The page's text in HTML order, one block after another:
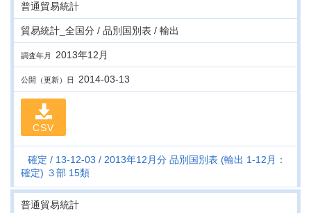
普通貿易統計
貿易統計_全国分 / 品別国別表 / 輸出
調査年月 2013年12月
公開（更新）日 2014-03-13
CSV
確定 13-12-03
2013年12月分 品別国別表 (輸出 1-12月：
確定) ３部 15類
普通貿易統計